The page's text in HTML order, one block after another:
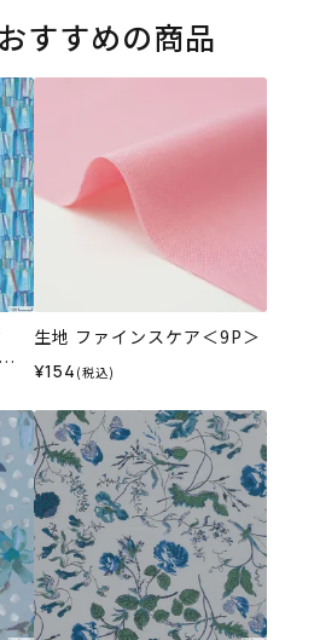
すすめの商品
生地 ファインスケア＜9P＞
¥154 (税込)